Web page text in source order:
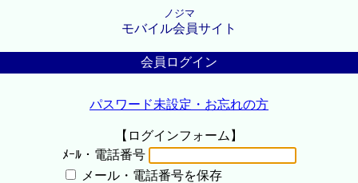
ノジマ
モバイル会員サイト
会員ログイン
パスワード未設定・お忘れの方
【ログインフォーム】
ﾒｰﾙ・電話番号
メール・電話番号を保存